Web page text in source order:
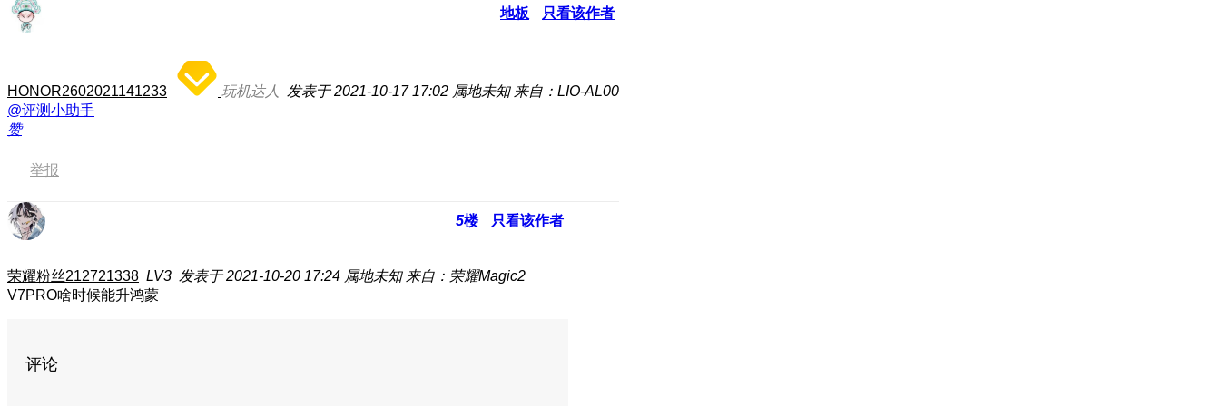
地板 只看该作者
HONOR2602021141233 玩机达人 发表于 2021-10-17 17:02 属地未知 来自：LIO-AL00
@评测小助手
赞
举报
5楼 只看该作者
荣耀粉丝212721338 LV3 发表于 2021-10-20 17:24 属地未知 来自：荣耀Magic2
V7PRO啥时候能升鸿蒙
评论